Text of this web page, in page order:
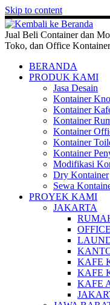
Skip to content
Jual Beli Container dan
Toko, dan Office Kontainer
BERANDA
PRODUK KAMI
Jasa Desain
Kontainer
Kontainer
Kontainer
Kontainer
Kontainer
Kontainer
Modifikasi
Dry Kontainer
Sewa
PROYEK KAMI
JAKARTA
KAFE
KAFE
KAFE